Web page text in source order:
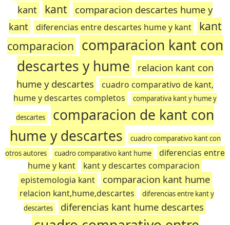
kant
kant
comparacion descartes hume y
kant
diferencias entre descartes hume y kant
kant
comparacion comparacion kant con
descartes y hume
relacion kant con
hume y descartes
cuadro comparativo de kant,
hume y descartes completos
comparativa kant y hume y
descartes
comparacion de kant con
hume y descartes
cuadro comparativo kant con
otros autores
cuadro comparativo kant hume
diferencias entre
hume y kant
kant y descartes comparacion
epistemologia kant
comparacion kant hume
relacion kant,hume,descartes
diferencias entre kant y
descartes
diferencias kant hume descartes